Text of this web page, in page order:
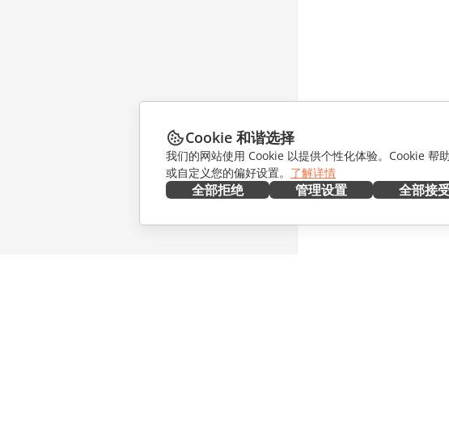
Cookie 和谐选择
我们的网站使用 Cookie 以提供个性化体验。Cookie 帮
或自定义您的偏好设置。 了解详情
全部拒绝 管理设置 全部接